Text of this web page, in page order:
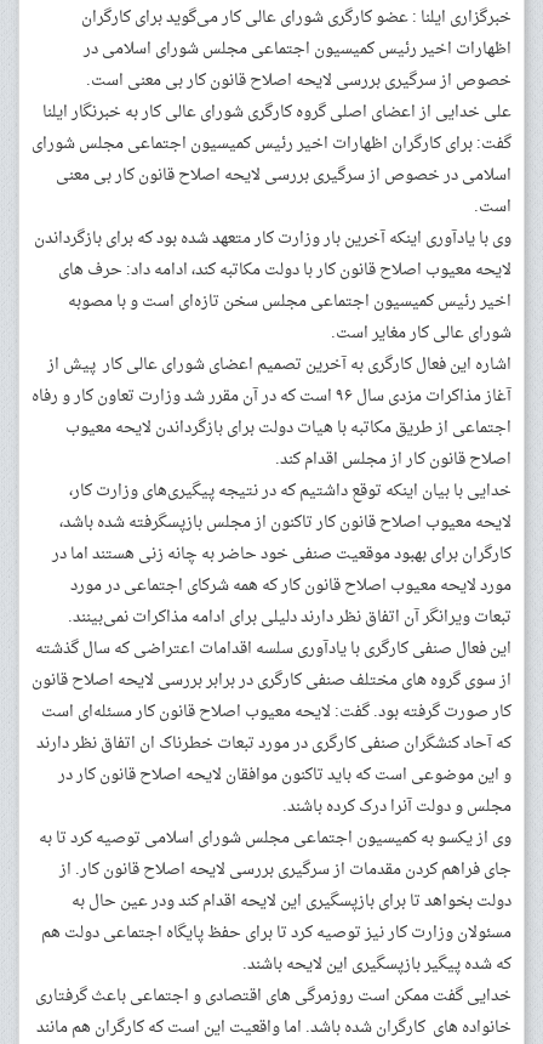
خبرگزاری ایلنا : عضو کارگری شورای عالی کار می‌گوید برای کارگران
اظهارات اخیر رئیس کمیسیون اجتماعی مجلس شورای اسلامی در
خصوص از سرگیری بررسی لایحه اصلاح قانون کار بی معنی است.
علی خدایی از اعضای اصلی گروه کارگری شورای عالی کار به خبرنگار ایلنا
گفت: برای کارگران اظهارات اخیر رئیس کمیسیون اجتماعی مجلس شورای
اسلامی در خصوص از سرگیری بررسی لایحه اصلاح قانون کار بی معنی
است.
وی با یادآوری اینکه آخرین بار وزارت کار متعهد شده بود که برای بازگرداندن
لایحه معیوب اصلاح قانون کار با دولت مکاتبه کند، ادامه داد: حرف های
اخیر رئیس کمیسیون اجتماعی مجلس سخن تازه‌ای است و با مصوبه
شورای عالی کار مغایر است.
اشاره این فعال کارگری به آخرین تصمیم اعضای شورای عالی کار پیش از
آغاز مذاکرات مزدی سال ۹۶ است که در آن مقرر شد وزارت تعاون کار و رفاه
اجتماعی از طریق مکاتبه با هیات دولت برای بازگرداندن لایحه معیوب
اصلاح قانون کار از مجلس اقدام کند.
خدایی با بیان اینکه توقع داشتیم که در نتیجه پیگیری‌های وزارت کار،
لایحه معیوب اصلاح قانون کار تاکنون از مجلس بازپسگرفته شده باشد،
کارگران برای بهبود موقعیت صنفی خود حاضر به چانه زنی هستند اما در
مورد لایحه معیوب اصلاح قانون کار که همه شرکای اجتماعی در مورد
تبعات ویرانگر آن اتفاق نظر دارند دلیلی برای ادامه مذاکرات نمی‌بینند.
این فعال صنفی کارگری با یادآوری سلسه اقدامات اعتراضی که سال گذشته
از سوی گروه های مختلف صنفی کارگری در برابر بررسی لایحه اصلاح قانون
کار صورت گرفته بود. گفت: لایحه معیوب اصلاح قانون کار مسئله‌ای است
که آحاد کنشگران صنفی کارگری در مورد تبعات خطرناک ان اتفاق نظر دارند
و این موضوعی است که باید تاکنون موافقان لایحه اصلاح قانون کار در
مجلس و دولت آنرا درک کرده‌ باشند.
وی از یکسو به کمیسیون اجتماعی مجلس شورای اسلامی توصیه کرد تا به
جای فراهم کردن مقدمات از سرگیری بررسی لایحه اصلاح قانون کار. از
دولت بخواهد تا برای بازپسگیری این لایحه اقدام کند ودر عین حال به
مسئولان وزارت کار نیز توصیه کرد تا برای حفظ پایگاه اجتماعی دولت هم
که شده پیگیر بازپسگیری این لایحه باشند.
خدایی گفت ممکن است روزمرگی های اقتصادی و اجتماعی باعث گرفتاری
خانواده های کارگران شده باشد. اما واقعیت این است که کارگران هم مانند